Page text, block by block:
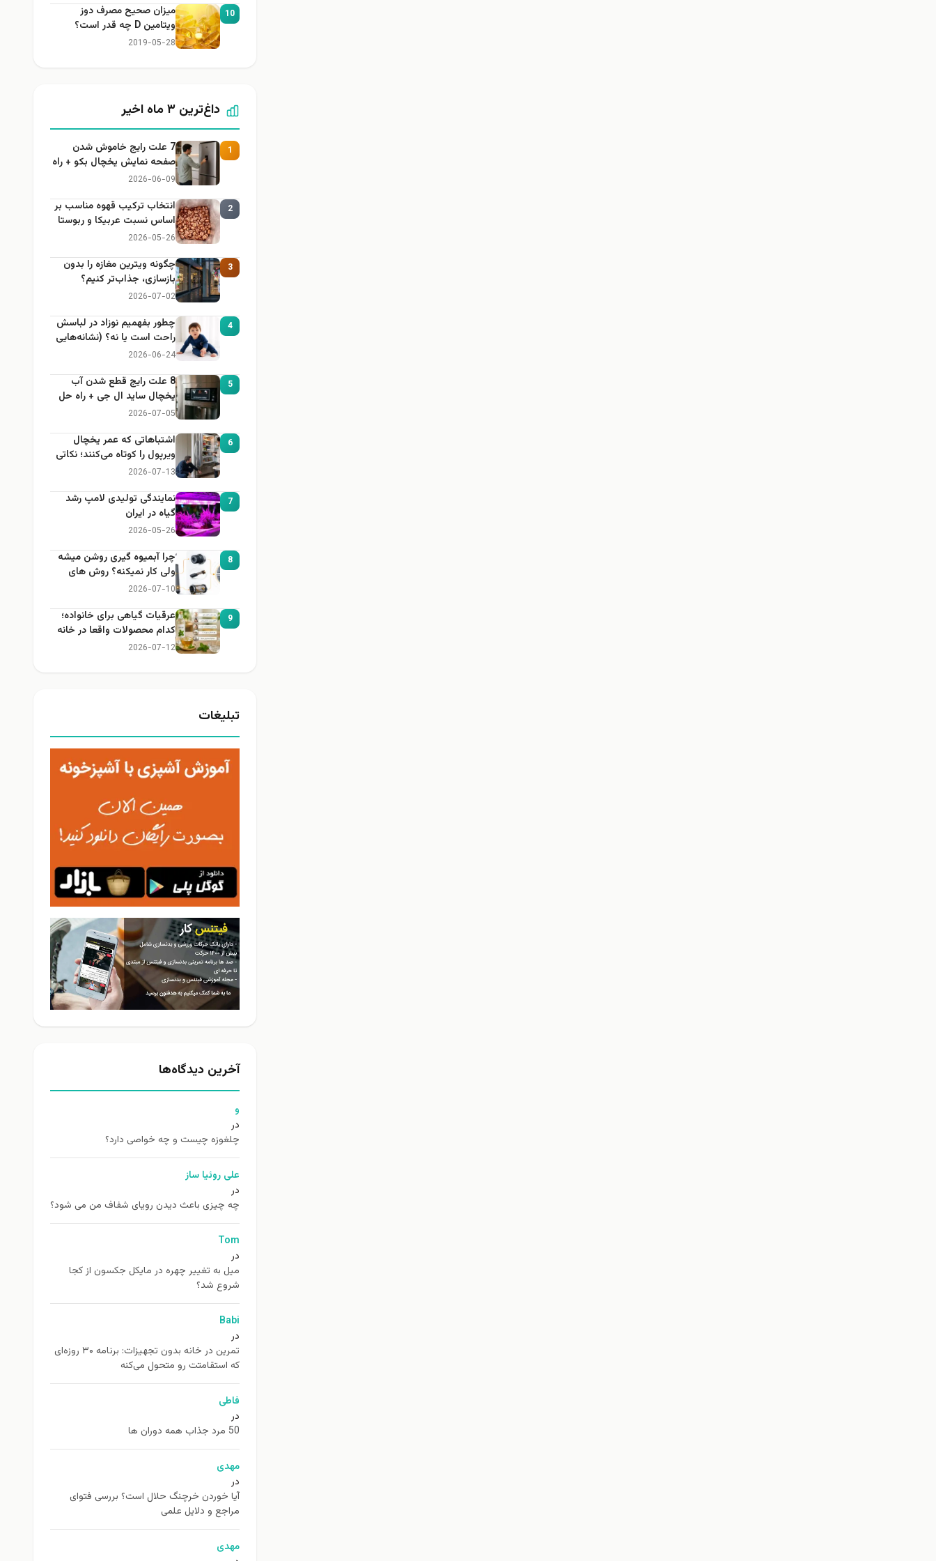
10
میزان صحیح مصرف دوز
ویتامین D چه قدر است؟
2019-05-28
داغ‌ترین ۳ ماه اخیر
1
7 علت رایج خاموش شدن
صفحه نمایش یخچال بکو + راه
حل
2026-06-09
2
انتخاب ترکیب قهوه مناسب بر
اساس نسبت عربیکا و ربوستا
2026-05-26
3
چگونه ویترین مغازه را بدون
بازسازی، جذاب‌تر کنیم؟
2026-07-02
4
چطور بفهمیم نوزاد در لباسش
راحت است یا نه؟ (نشانه‌هایی
که هر مادر باید بداند)
2026-06-24
5
8 علت رایج قطع شدن آب
یخچال ساید ال جی + راه حل
2026-07-05
6
اشتباهاتی که عمر یخچال
ویرپول را کوتاه می‌کنند؛ نکاتی
که باید بدانید
2026-07-13
7
نمایندگی تولیدی لامپ رشد
گیاه در ایران
2026-05-26
8
چرا آبمیوه گیری روشن میشه
ولی کار نمیکنه؟ روش های
عیب یابی
2026-07-10
9
عرقیات گیاهی برای خانواده؛
کدام محصولات واقعا در خانه
کاربرد دارند؟
2026-07-12
تبلیغات
آخرین دیدگاه‌ها
و
در
چلغوزه چیست و چه خواصی دارد؟
علی روئیا ساز
در
چه چیزی باعث دیدن رویای شفاف من می شود؟
Tom
در
ميل به تغيير چهره در مایکل جکسون از كجا
شروع شد؟
Babi
در
تمرین در خانه بدون تجهیزات: برنامه ۳۰ روزه‌ای
که استقامتت رو متحول می‌کنه
فاطی
در
50 مرد جذاب همه دوران ها
مهدی
در
آیا خوردن خرچنگ حلال است؟ بررسی فتوای
مراجع و دلایل علمی
مهدی